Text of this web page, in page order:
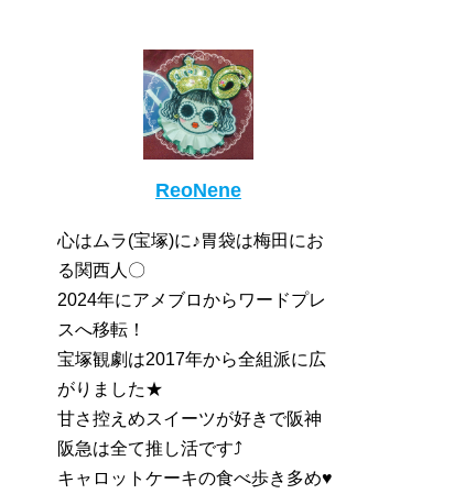
ReoNene
心はムラ(宝塚)に♪胃袋は梅田にお
る関西人〇
2024年にアメブロからワードプレ
スへ移転！
宝塚観劇は2017年から全組派に広
がりました★
甘さ控えめスイーツが好きで阪神
阪急は全て推し活です⤴
キャロットケーキの食べ歩き多め♥